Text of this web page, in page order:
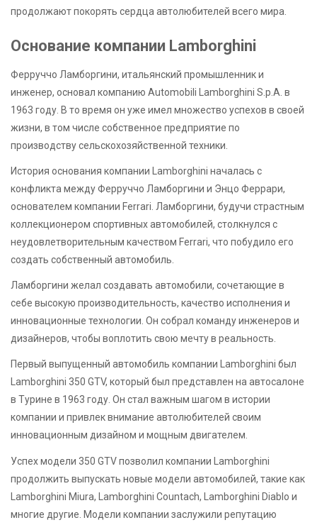
продолжают покорять сердца автолюбителей всего мира.
Основание компании Lamborghini
Ферруччо Ламборгини, итальянский промышленник и
инженер, основал компанию Automobili Lamborghini S.p.A. в
1963 году. В то время он уже имел множество успехов в своей
жизни, в том числе собственное предприятие по
производству сельскохозяйственной техники.
История основания компании Lamborghini началась с
конфликта между Ферруччо Ламборгини и Энцо Феррари,
основателем компании Ferrari. Ламборгини, будучи страстным
коллекционером спортивных автомобилей, столкнулся с
неудовлетворительным качеством Ferrari, что побудило его
создать собственный автомобиль.
Ламборгини желал создавать автомобили, сочетающие в
себе высокую производительность, качество исполнения и
инновационные технологии. Он собрал команду инженеров и
дизайнеров, чтобы воплотить свою мечту в реальность.
Первый выпущенный автомобиль компании Lamborghini был
Lamborghini 350 GTV, который был представлен на автосалоне
в Турине в 1963 году. Он стал важным шагом в истории
компании и привлек внимание автолюбителей своим
инновационным дизайном и мощным двигателем.
Успех модели 350 GTV позволил компании Lamborghini
продолжить выпускать новые модели автомобилей, такие как
Lamborghini Miura, Lamborghini Countach, Lamborghini Diablo и
многие другие. Модели компании заслужили репутацию